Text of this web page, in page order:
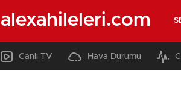
alexahileleri.com
Canlı TV Hava Durumu